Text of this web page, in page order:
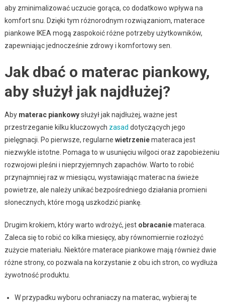
aby zminimalizować uczucie gorąca, co dodatkowo wpływa na
komfort snu. Dzięki tym różnorodnym rozwiązaniom, materace
piankowe IKEA mogą zaspokoić różne potrzeby użytkowników,
zapewniając jednocześnie zdrowy i komfortowy sen.
Jak dbać o materac piankowy,
aby służył jak najdłużej?
Aby materac piankowysłużył jak najdłużej, ważne jest
przestrzeganie kilku kluczowych zasad dotyczących jego
pielęgnacji. Po pierwsze, regularne wietrzeniemateraca jest
niezwykle istotne. Pomaga to w usunięciu wilgoci oraz zapobieżeniu
rozwojowi pleśni i nieprzyjemnych zapachów. Warto to robić
przynajmniej raz w miesiącu, wystawiając materac na świeże
powietrze, ale należy unikać bezpośredniego działania promieni
słonecznych, które mogą uszkodzić piankę.
Drugim krokiem, który warto wdrożyć, jest obracaniemateraca.
Zaleca się to robić co kilka miesięcy, aby równomiernie rozłożyć
zużycie materiału. Niektóre materace piankowe mają również dwie
różne strony, co pozwala na korzystanie z obu ich stron, co wydłuża
żywotność produktu.
W przypadku wyboru ochraniaczy na materac, wybieraj te